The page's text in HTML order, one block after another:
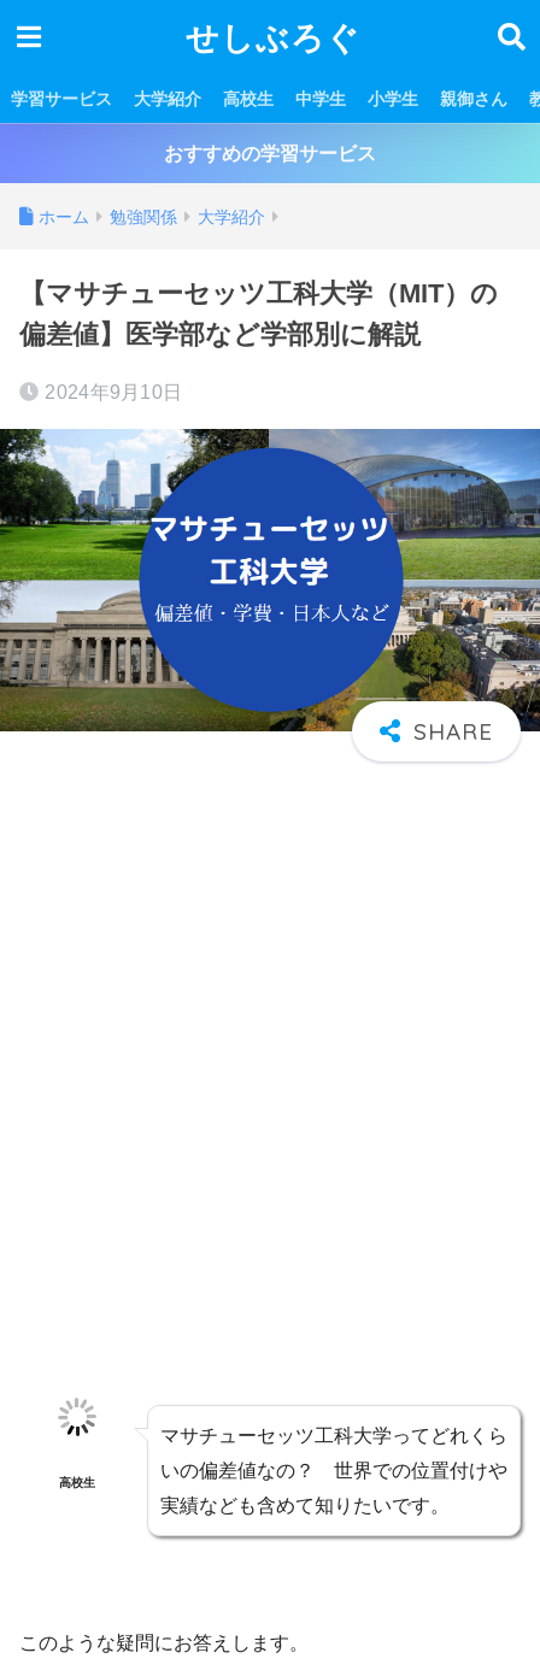
せしぶろぐ
学習サービス 大学紹介 高校生 中学生 小学生 親御さん
おすすめの学習サービス
ホーム 勉強関係 大学紹介
【マサチューセッツ工科大学（MIT）の
偏差値】医学部など学部別に解説
2024年9月10日
高校生
マサチューセッツ工科大学ってどれくら
いの偏差値なの？ 世界での位置付けや
実績なども含めて知りたいです。
このような疑問にお答えします。